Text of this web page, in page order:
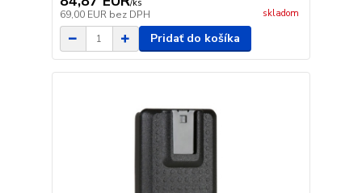
/ks
69,00 EUR bez DPH skladom
Pridať do košíka